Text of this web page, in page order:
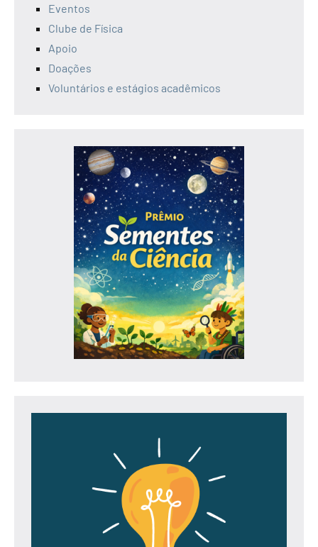
Eventos
Clube de Física
Apoio
Doações
Voluntários e estágios acadêmicos